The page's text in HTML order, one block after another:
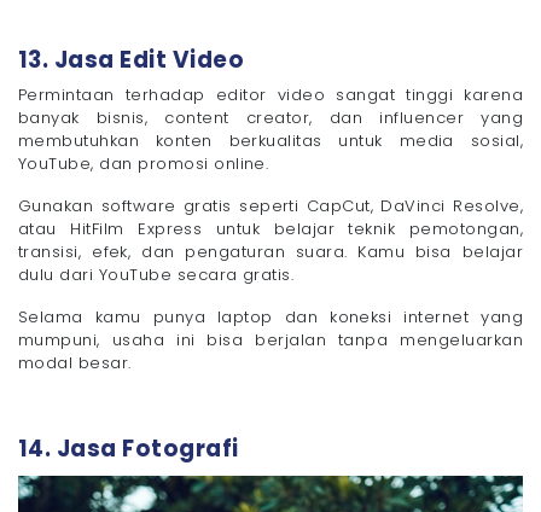
13. Jasa Edit Video
Permintaan terhadap editor video sangat tinggi karena
banyak bisnis, content creator, dan influencer yang
membutuhkan konten berkualitas untuk media sosial,
YouTube, dan promosi online.
Gunakan software gratis seperti CapCut, DaVinci Resolve,
atau HitFilm Express untuk belajar teknik pemotongan,
transisi, efek, dan pengaturan suara. Kamu bisa belajar
dulu dari YouTube secara gratis.
Selama kamu punya laptop dan koneksi internet yang
mumpuni, usaha ini bisa berjalan tanpa mengeluarkan
modal besar.
14. Jasa Fotografi